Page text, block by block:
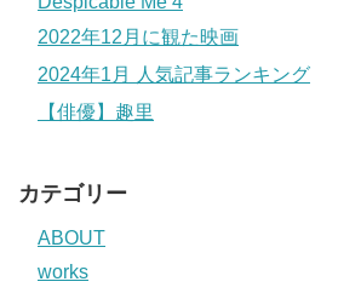
2022年12月に観た映画
2024年1月 人気記事ランキング
【俳優】趣里
カテゴリー
ABOUT
works